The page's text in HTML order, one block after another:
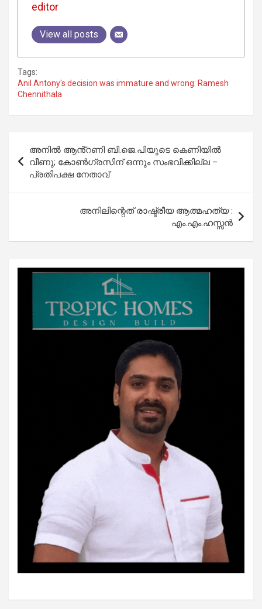
editor
View all posts
Tags:
Anil Antony's decision was immature and wrong: Ramesh
Chennithala
navigation
അനിൽ ആൻ്റണി ബി.ജെ.പിയുടെ കെണിയിൽ
വീണു; കോൺഗ്രസിന് ഒന്നും സംഭവിക്കില്ല –
പ്രതിപക്ഷ നേതാവ്‌
അനിലിന്റെത് രാഷ്ട്രീയ ആത്മഹത്യ :
എം.എം.ഹസ്സൻ